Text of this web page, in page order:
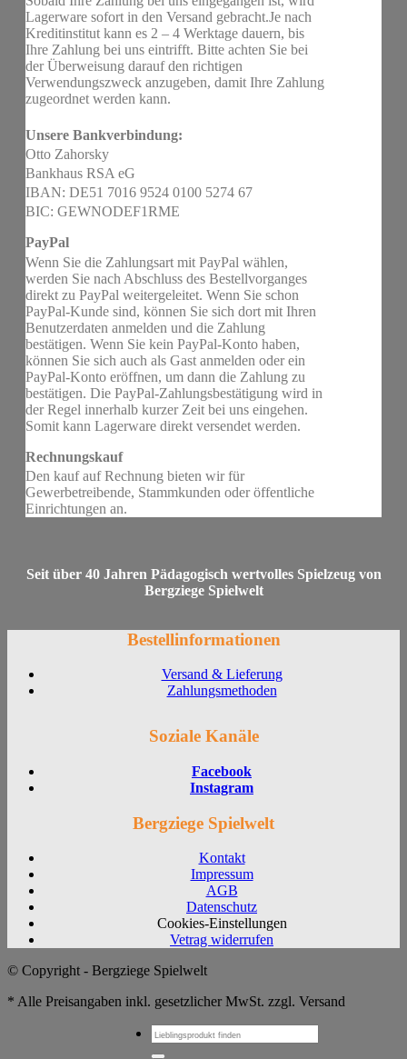
Lagerware sofort in den Versand gebracht.Je nach
Kreditinstitut kann es 2 – 4 Werktage dauern, bis
Ihre Zahlung bei uns eintrifft. Bitte achten Sie bei
der Überweisung darauf den richtigen
Verwendungszweck anzugeben, damit Ihre Zahlung
zugeordnet werden kann.
Unsere Bankverbindung:
Otto Zahorsky
Bankhaus RSA eG
IBAN: DE51 7016 9524 0100 5274 67
BIC: GEWNODEF1RME
PayPal
Wenn Sie die Zahlungsart mit PayPal wählen,
werden Sie nach Abschluss des Bestellvorganges
direkt zu PayPal weitergeleitet. Wenn Sie schon
PayPal-Kunde sind, können Sie sich dort mit Ihren
Benutzerdaten anmelden und die Zahlung
bestätigen. Wenn Sie kein PayPal-Konto haben,
können Sie sich auch als Gast anmelden oder ein
PayPal-Konto eröffnen, um dann die Zahlung zu
bestätigen. Die PayPal-Zahlungsbestätigung wird in
der Regel innerhalb kurzer Zeit bei uns eingehen.
Somit kann Lagerware direkt versendet werden.
Rechnungskauf
Den kauf auf Rechnung bieten wir für
Gewerbetreibende, Stammkunden oder öffentliche
Einrichtungen an.
Seit über 40 Jahren Pädagogisch wertvolles Spielzeug von
Bergziege Spielwelt
Bestellinformationen
Versand & Lieferung
Zahlungsmethoden
Soziale Kanäle
Facebook
Instagram
Bergziege Spielwelt
Kontakt
Impressum
AGB
Datenschutz
Cookies-Einstellungen
Vetrag widerrufen
© Copyright - Bergziege Spielwelt
* Alle Preisangaben inkl. gesetzlicher MwSt. zzgl. Versand
Suchen